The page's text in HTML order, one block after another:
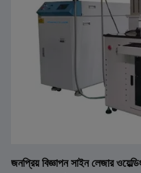
জনপ্রিয় বিজ্ঞাপন সাইন লেজার